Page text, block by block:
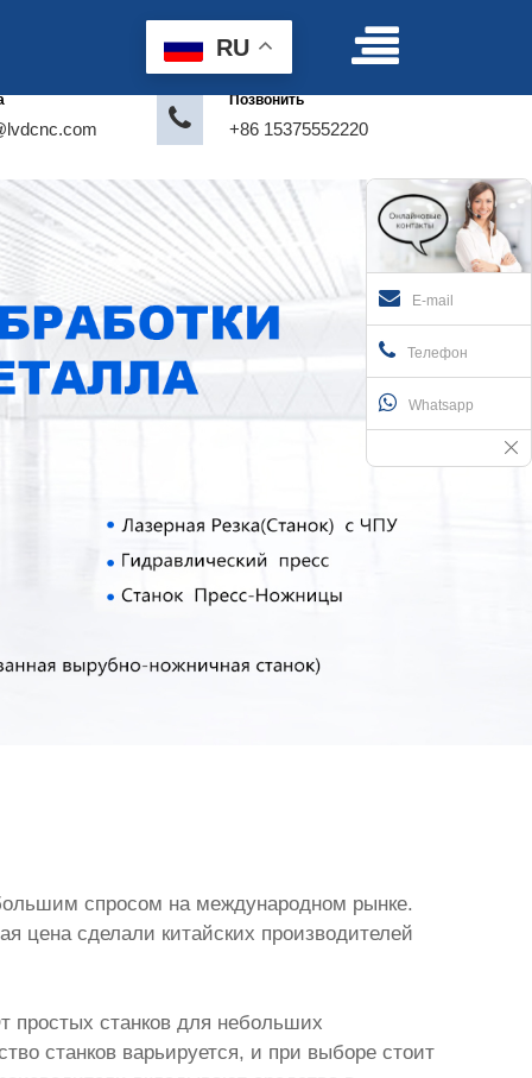
Делать предложение
Позвонить
+86 15375552220
спросом на международном рынке.
цена сделали китайских производителей
простых станков для небольших
станков варьируется, и при выборе стоит
E-mail
Телефон
Whatsapp
RU